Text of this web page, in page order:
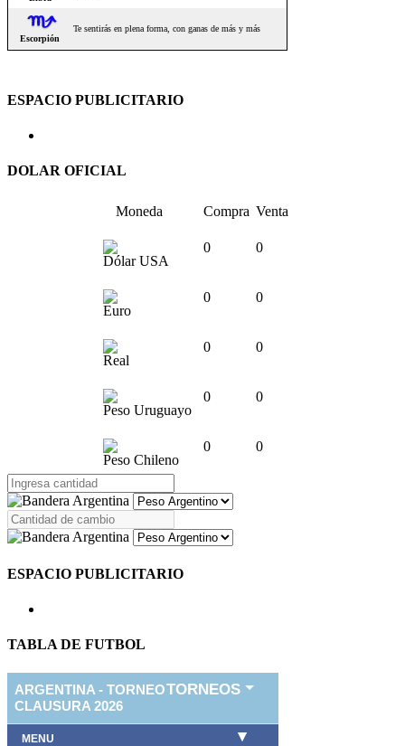
ESPACIO PUBLICITARIO
DOLAR OFICIAL
Moneda Compra Venta
Dólar USA
0 0
Euro
0 0
Real
0 0
Peso Uruguayo
0 0
Peso Chileno
0 0
ESPACIO PUBLICITARIO
TABLA DE FUTBOL